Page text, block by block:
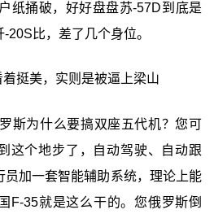
纸捅破，好好盘盘苏-57D到底是
20S比，差了几个身位。
着挺美，实则是被逼上梁山
斯为什么要搞双座五代机？您可
这个地步了，自动驾驶、自动跟
员加一套智能辅助系统，理论上能
F-35就是这么干的。您俄罗斯倒